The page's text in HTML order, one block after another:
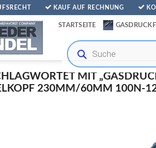
KAUF AUF RECHNUNG
STARTSEITE
Products
search
MIT
230MM/60MM 100N-